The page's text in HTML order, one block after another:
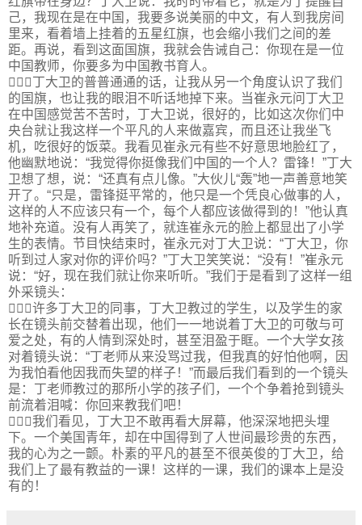
己，我现在是在中国，我要多说美丽的中文，有人到我房间
里来，看着墙上挂着的五星红旗，也会缩小我们之间的差
距。再说，看到这面国旗，我就会告诫自己：你现在是一位
中国教师，你要多为中国教书育人。
丁大卫的普普通通的话，让我从另一个角度认识了我们
的国旗，也让我的眼泪不听话地掉下来。当崔永元问丁大卫
在中国感觉苦不苦时，丁大卫说，很好的，比如这次你们中
央台就让我这样一个平凡的人来做嘉宾，而且还让我坐飞
机，吃很好的饭菜。我看见崔永元有些不好意思地脸红了，
他幽默地说：“我觉得你挺像我们中国的一个人？雷锋！”丁大
卫想了想，说：“还真有点儿像。”大伙儿“轰”地一声善意地笑
开了。“只是，雷锋挺平常的，他只是一个凭良心做事的人，
这样的人不应该只有一个，每个人都应该做得到的！”他认真
地补充道。没有人再笑了，就连崔永元的脸上都显出了小学
生的表情。节目快结束时，崔永元对丁大卫说：“丁大卫，你
听到过人家对你的评价吗？”丁大卫笑笑说：“没有！”崔永元
说：“好，现在我们就让你来听听。”我们于是看到了这样一组
外采镜头：
许多丁大卫的同事，丁大卫教过的学生，以及学生的家
长在镜头前交替着出现，他们一一地说着丁大卫的可敬与可
爱之处，有的人情到深处时，甚至泪盈于眶。一个大学女孩
对着镜头说：“丁老师从来没骂过我，但我真的好怕他啊，因
为我怕看他因我而失望的样子！”而最后我们看到的一个镜头
是：丁老师教过的那所小学的孩子们，一个个争着抢到镜头
前流着泪喊：你回来教我们吧！
我们看见，丁大卫不敢再看大屏幕，他深深地把头埋
下。一个美国青年，却在中国得到了人世间最珍贵的东西，
我的心为之一颤。朴素的平凡的甚至不很英俊的丁大卫，给
我们上了最有教益的一课！这样的一课，我们的课本上是没
有的！